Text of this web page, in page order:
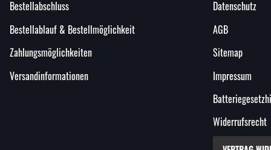
Bestellabschluss
Bestellablauf & Bestellmöglichkeit
Zahlungsmöglichkeiten
Versandinformationen
Datenschutz
AGB
Sitemap
Impressum
Widerrufsrecht